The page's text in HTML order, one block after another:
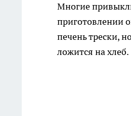
Многие
приготовлении
печень трески,
ложится на хлеб.